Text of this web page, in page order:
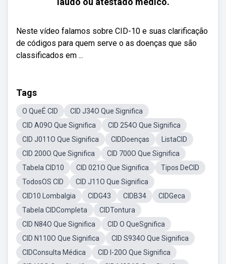
Neste vídeo falamos sobre CID-10 e suas clarificação
de códigos para quem serve o as doenças que são
classificados em ...
Tags
O QueÉ CID
CID J34O Que Significa
CID A09O Que Significa
CID 254O Que Significa
CID J011O Que Significa
CIDDoenças
ListaCID
CID 200O Que Significa
CID 700O Que Significa
Tabela CID10
CID 021O Que Significa
Tipos DeCID
TodosOS CID
CID J11O Que Significa
CID10 Lombalgia
CIDG43 CIDB34
CIDGeca
Tabela CIDCompleta
CIDTontura
CID N84O Que Significa
CID O QueSgnifica
CID N110O Que Significa
CID S934O Que Significa
CIDConsulta Médica
CID I-20O Que Significa